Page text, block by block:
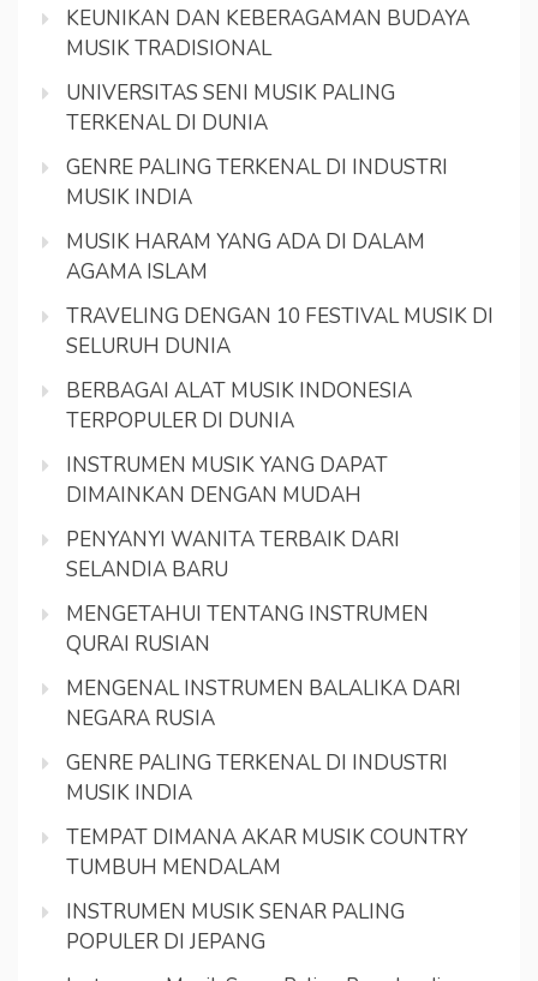
KEUNIKAN DAN KEBERAGAMAN BUDAYA
MUSIK TRADISIONAL
UNIVERSITAS SENI MUSIK PALING
TERKENAL DI DUNIA
GENRE PALING TERKENAL DI INDUSTRI
MUSIK INDIA
MUSIK HARAM YANG ADA DI DALAM
AGAMA ISLAM
TRAVELING DENGAN 10 FESTIVAL MUSIK DI
SELURUH DUNIA
BERBAGAI ALAT MUSIK INDONESIA
TERPOPULER DI DUNIA
INSTRUMEN MUSIK YANG DAPAT
DIMAINKAN DENGAN MUDAH
PENYANYI WANITA TERBAIK DARI
SELANDIA BARU
MENGETAHUI TENTANG INSTRUMEN
QURAI RUSIAN
MENGENAL INSTRUMEN BALALIKA DARI
NEGARA RUSIA
GENRE PALING TERKENAL DI INDUSTRI
MUSIK INDIA
TEMPAT DIMANA AKAR MUSIK COUNTRY
TUMBUH MENDALAM
INSTRUMEN MUSIK SENAR PALING
POPULER DI JEPANG